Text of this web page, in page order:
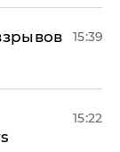
15:39
15:22